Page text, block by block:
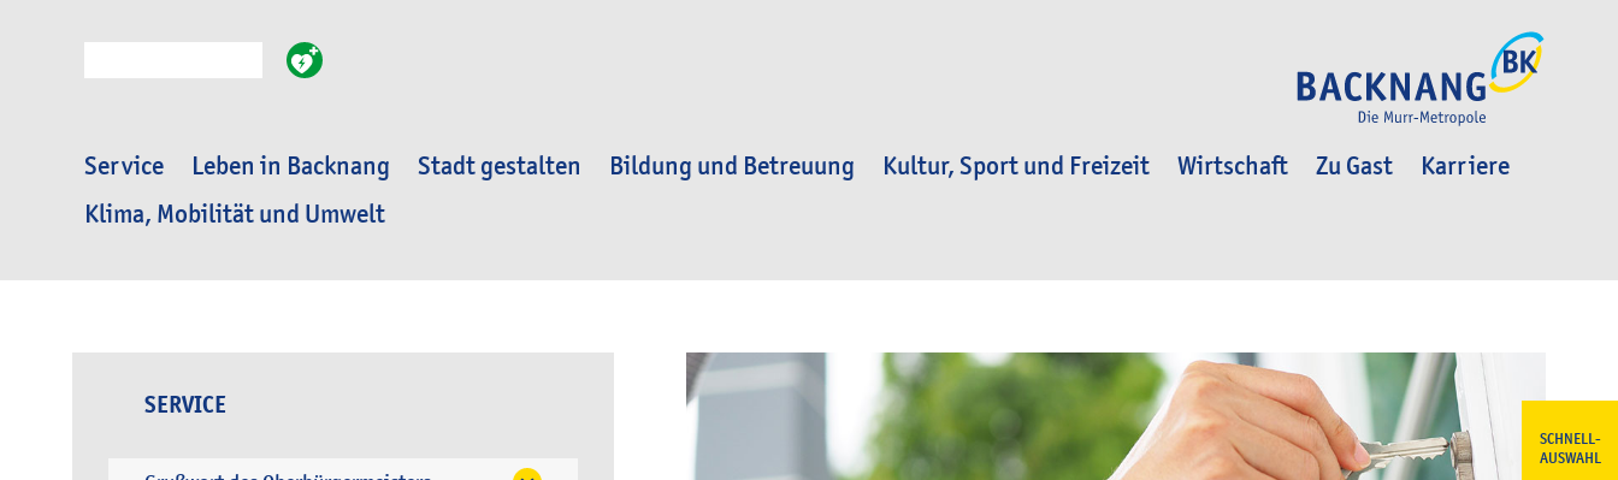
Service Leben in Backnang Stadt gestalten Bildung und Betreuung Kultur, Sport und Freizeit Wirtschaft Zu Gast
Karriere
Klima, Mobilität und Umwelt
SCHNELL-
AUSWAHL
SERVICE